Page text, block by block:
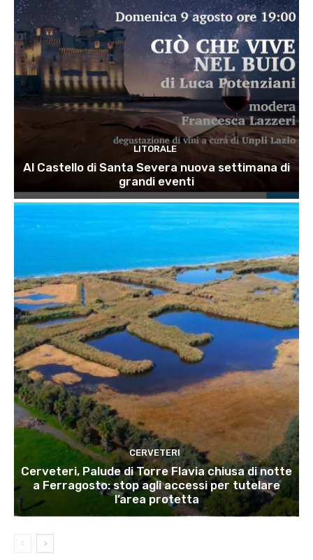
LITORALE
Al Castello di Santa Severa nuova settimana di
grandi eventi
CERVETERI
Cerveteri, Palude di Torre Flavia chiusa di notte
a Ferragosto: stop agli accessi per tutelare
l’area protetta